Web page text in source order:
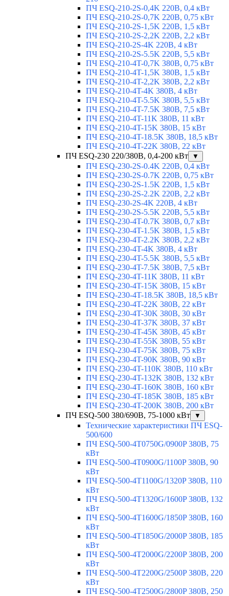
ПЧ ESQ-210-2S-0,4K 220В, 0,4 кВт
ПЧ ESQ-210-2S-0,7K 220В, 0,75 кВт
ПЧ ESQ-210-2S-1,5K 220В, 1,5 кВт
ПЧ ESQ-210-2S-2,2K 220В, 2,2 кВт
ПЧ ESQ-210-2S-4K 220В, 4 кВт
ПЧ ESQ-210-2S-5.5K 220В, 5,5 кВт
ПЧ ESQ-210-4T-0,7K 380В, 0,75 кВт
ПЧ ESQ-210-4T-1,5K 380В, 1,5 кВт
ПЧ ESQ-210-4T-2,2K 380В, 2,2 кВт
ПЧ ESQ-210-4T-4K 380В, 4 кВт
ПЧ ESQ-210-4T-5.5K 380В, 5,5 кВт
ПЧ ESQ-210-4T-7.5K 380В, 7,5 кВт
ПЧ ESQ-210-4T-11K 380В, 11 кВт
ПЧ ESQ-210-4T-15K 380В, 15 кВт
ПЧ ESQ-210-4T-18.5K 380В, 18,5 кВт
ПЧ ESQ-210-4T-22K 380В, 22 кВт
ПЧ ESQ-230 220/380В, 0,4-200 кВт
▼
ПЧ ESQ-230-2S-0.4K 220В, 0,4 кВт
ПЧ ESQ-230-2S-0.7K 220В, 0,75 кВт
ПЧ ESQ-230-2S-1.5K 220В, 1,5 кВт
ПЧ ESQ-230-2S-2.2K 220В, 2,2 кВт
ПЧ ESQ-230-2S-4K 220В, 4 кВт
ПЧ ESQ-230-2S-5.5K 220В, 5,5 кВт
ПЧ ESQ-230-4T-0.7K 380В, 0,7 кВт
ПЧ ESQ-230-4T-1.5K 380В, 1,5 кВт
ПЧ ESQ-230-4T-2.2K 380В, 2,2 кВт
ПЧ ESQ-230-4T-4K 380В, 4 кВт
ПЧ ESQ-230-4T-5.5K 380В, 5,5 кВт
ПЧ ESQ-230-4T-7.5K 380В, 7,5 кВт
ПЧ ESQ-230-4T-11K 380В, 11 кВт
ПЧ ESQ-230-4T-15K 380В, 15 кВт
ПЧ ESQ-230-4T-18.5K 380В, 18,5 кВт
ПЧ ESQ-230-4T-22K 380В, 22 кВт
ПЧ ESQ-230-4T-30K 380В, 30 кВт
ПЧ ESQ-230-4T-37K 380В, 37 кВт
ПЧ ESQ-230-4T-45K 380В, 45 кВт
ПЧ ESQ-230-4T-55K 380В, 55 кВт
ПЧ ESQ-230-4T-75K 380В, 75 кВт
ПЧ ESQ-230-4T-90K 380В, 90 кВт
ПЧ ESQ-230-4T-110K 380В, 110 кВт
ПЧ ESQ-230-4T-132K 380В, 132 кВт
ПЧ ESQ-230-4T-160K 380В, 160 кВт
ПЧ ESQ-230-4T-185K 380В, 185 кВт
ПЧ ESQ-230-4T-200K 380В, 200 кВт
ПЧ ESQ-500 380/690В, 75-1000 кВт
▼
Технические характеристики ПЧ ESQ-
500/600
ПЧ ESQ-500-4T0750G/0900P 380В, 75
кВт
ПЧ ESQ-500-4T0900G/1100P 380В, 90
кВт
ПЧ ESQ-500-4T1100G/1320P 380В, 110
кВт
ПЧ ESQ-500-4T1320G/1600P 380В, 132
кВт
ПЧ ESQ-500-4T1600G/1850P 380В, 160
кВт
ПЧ ESQ-500-4T1850G/2000P 380В, 185
кВт
ПЧ ESQ-500-4T2000G/2200P 380В, 200
кВт
ПЧ ESQ-500-4T2200G/2500P 380В, 220
кВт
ПЧ ESQ-500-4T2500G/2800P 380В, 250